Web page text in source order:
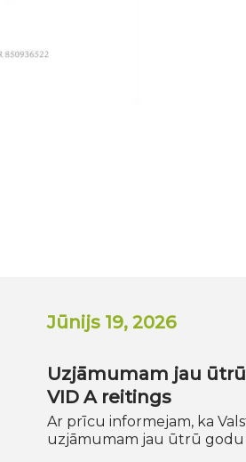
Jūnijs 19, 2026
Uzjāmumam jau
VID A reitings
Ar prīcu informejam, ka
uzjāmumam jau ūtrū godu